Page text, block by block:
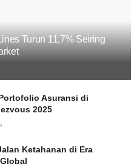
Turun 11,7% Seiring
Asuransi di
2025
Ketahanan di Era